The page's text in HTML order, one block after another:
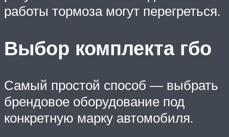
работы тормоза могут перегреться.
Выбор комплекта гбо
Самый простой способ — выбрать
брендовое оборудование под
конкретную марку автомобиля.